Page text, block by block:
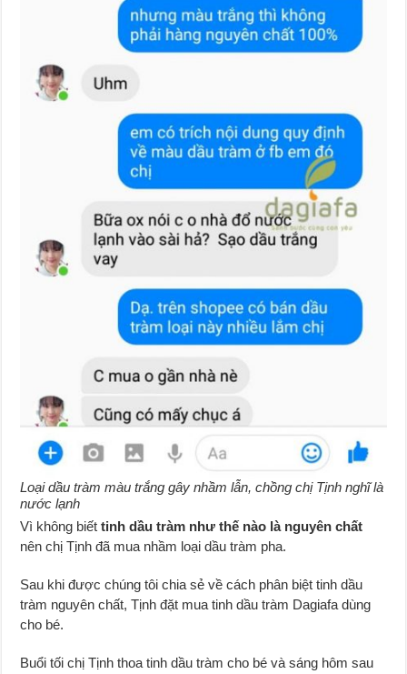
Loại dầu tràm màu trắng gây nhầm lẫn, chồng chị Tịnh nghĩ là
nước lạnh
Vì không biếttinh dầu tràm như thế nào là nguyên chất
nên chị Tịnh đã mua nhầm loại dầu tràm pha.
Sau khi được chúng tôi chia sẻ về cách phân biệt tinh dầu
tràm nguyên chất, Tịnh đặt mua tinh dầu tràm Dagiafa dùng
cho bé.
Buổi tối chị Tịnh thoa tinh dầu tràm cho bé và sáng hôm sau